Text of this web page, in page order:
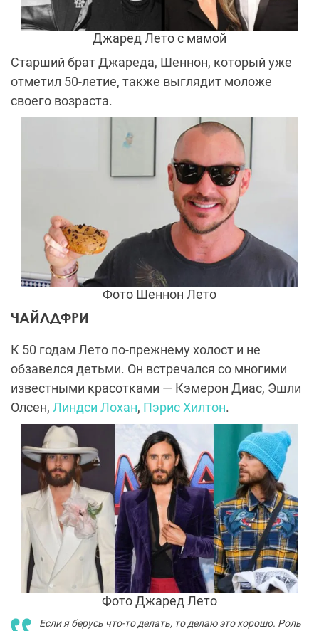
Джаред Лето с мамой
Старший брат Джареда, Шеннон, который уже
отметил 50-летие, также выглядит моложе
своего возраста.
Фото Шеннон Лето
ЧАЙЛДФРИ
К 50 годам Лето по-прежнему холост и не
обзавелся детьми. Он встречался со многими
известными красотками — Кэмерон Диас, Эшли
Олсен, Линдси Лохан, Пэрис Хилтон.
Фото Джаред Лето
Если я берусь что-то делать, то делаю это хорошо. Роль